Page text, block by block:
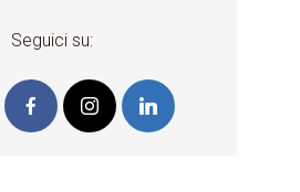
Seguici su: